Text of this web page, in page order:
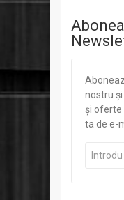
nostru
și oferte
ta de e-